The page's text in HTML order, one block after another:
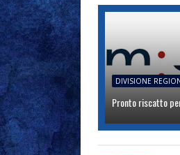
DIVISIONE
Pronto riscatto